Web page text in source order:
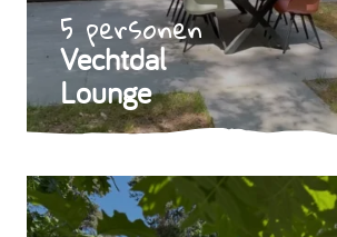
5 personen
Vechtdal
Lounge